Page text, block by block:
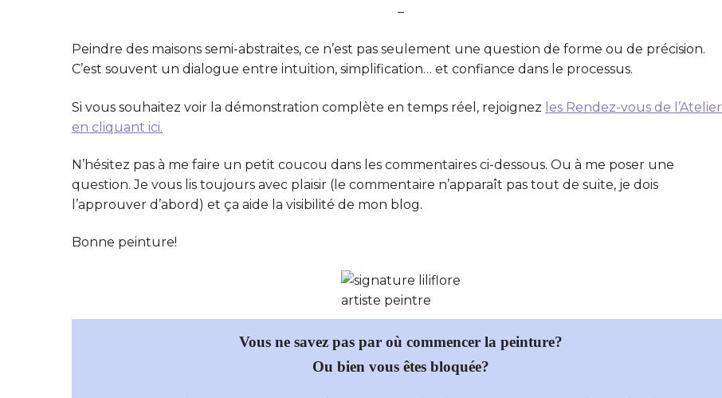
–
Peindre des maisons semi-abstraites, ce n’est pas seulement une question de forme ou de précision.
C’est souvent un dialogue entre intuition, simplification… et confiance dans le processus.
Si vous souhaitez voir la démonstration complète en temps réel, rejoignez les Rendez-vous de l’Atelier
en cliquant ici.
N’hésitez pas à me faire un petit coucou dans les commentaires ci-dessous. Ou à me poser une
question. Je vous lis toujours avec plaisir (le commentaire n’apparaît pas tout de suite, je dois
l’approuver d’abord) et ça aide la visibilité de mon blog.
Bonne peinture!
Vous ne savez pas par où commencer la peinture?
Ou bien vous êtes bloquée?